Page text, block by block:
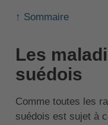
↑ Sommaire
Les
suédois
Comme toutes les
suédois est sujet à